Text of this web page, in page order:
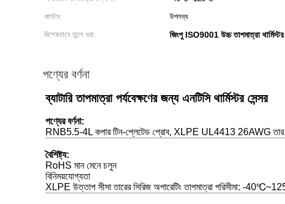
কাস্টম:
উপলব্ধ
বিশেষভাবে তুলে ধরা:
জিংপু ISO9001 উচ্চ তাপমাত্রা থার্মিস্টর
পণ্যের বর্ণনা
ব্যাটারি তাপমাত্রা পর্যবেক্ষণের জন্য এনটিসি থার্মিস্টর সেন্সর
পণ্যের বর্ণনা:
RNB5.5-4L কপার টিন-প্লেটেড প্রোব, XLPE UL4413 26AWG তার,
বৈশিষ্ট্য:
RoHS মান মেনে চলুন
বিনিময়যোগ্যতা
XLPE উত্তাপ সীসা তারের সিরিজ অপারেটিং তাপমাত্রা পরিসীমা: -